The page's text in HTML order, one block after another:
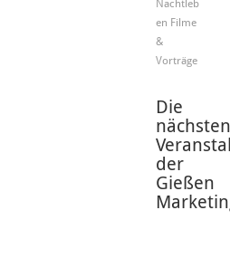
Nachtleb
en Filme
&
Vorträge
Die
nächsten
der
Gießen